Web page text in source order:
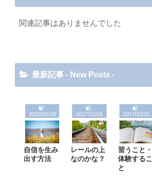
関連記事はありませんでした
最新記事 - New Posts -
2018/01/29
自信を生み
出す方法
2017/11/16
レールの上
なのかな？
2017/10/31
習うこと・
体験するこ
と